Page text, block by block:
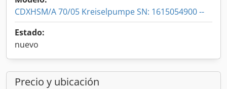
CDXHSM/A 70/05 Kreiselpumpe SN: 1615054900 --
Estado:
nuevo
Precio y ubicación